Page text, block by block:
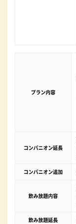
プラン内容
コンパニオン延長
コンパニオン追加
飲み放題内容
飲み放題延長